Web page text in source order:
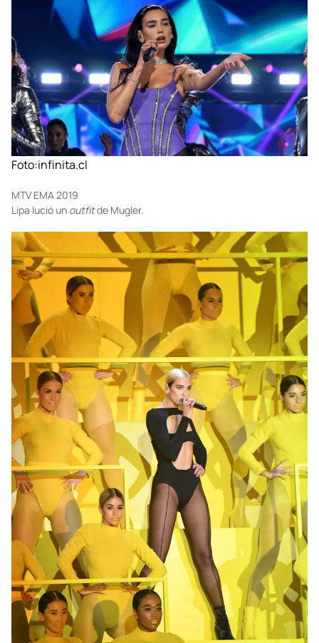
Festival de Música iHeartRadio
Lipa optó por un
bodyde terciopelo morado de Area.
Foto:infinita.cl
MTV EMA 2019
Lipa lució unoutfit de Mugler.